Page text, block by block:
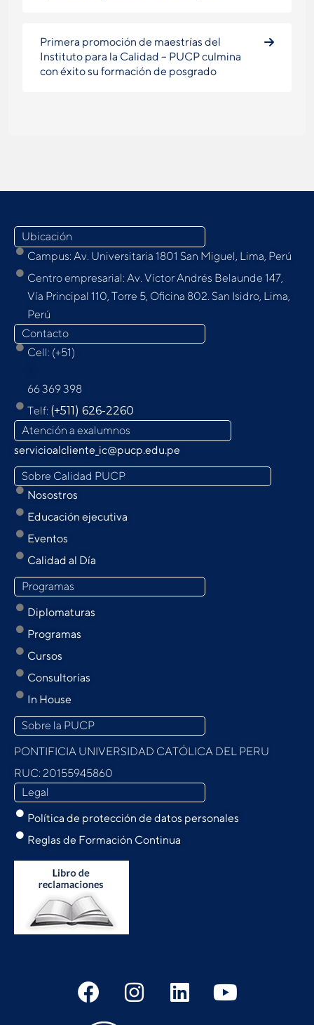
Primera promoción de maestrías del
Instituto para la Calidad – PUCP culmina
con éxito su formación de posgrado
Ubicación
Campus: Av. Universitaria 1801 San Miguel, Lima, Perú
Centro empresarial: Av. Víctor Andrés Belaunde 147,
Vía Principal 110, Torre 5, Oﬁcina 802. San Isidro, Lima,
Perú
Contacto
Cell: (+51)
66 369 398
Telf: (+511) 626-2260
Atención a exalumnos
servicioalcliente_ic@pucp.edu.pe
Sobre Calidad PUCP
Nosostros
Educación ejecutiva
Eventos
Calidad al Día
Programas
Diplomaturas
Programas
Cursos
Consultorías
In House
Sobre la PUCP
PONTIFICIA UNIVERSIDAD CATÓLICA DEL PERU
RUC: 20155945860
Legal
Política de protección de datos personales
Reglas de Formación Continua